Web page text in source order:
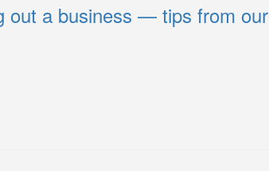
out a business — tips from our